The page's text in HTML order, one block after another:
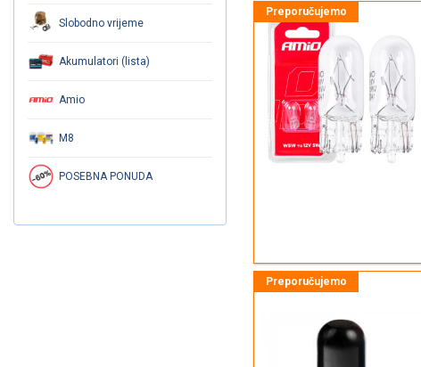
Slobodno vrijeme
Akumulatori (lista)
Amio
M8
POSEBNA PONUDA